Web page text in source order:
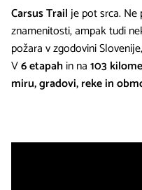
Carsus Trailje pot srca. Ne
znamenitosti, ampak tudi
požara v zgodovini
V6 etapahin na103
miru, gradovi, reke in